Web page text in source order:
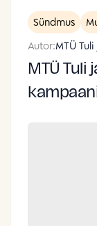
Sündmus
Autor:MTÜ
MTÜ